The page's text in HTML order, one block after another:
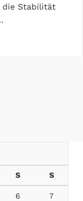
die Stabilität
S S
6
7